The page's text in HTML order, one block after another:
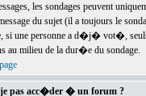
les sondages peuvent
du sujet (il a toujours le
si une personne a d�j� vot�,
au milieu de la dur�e du sondage.
pas acc�der � un forum ?